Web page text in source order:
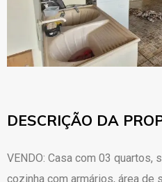
DESCRIÇÃO DA
VENDO: Casa com 03 quartos,
cozinha com armários, área de